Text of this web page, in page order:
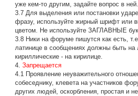
уже кем-то другим, задайте вопрос в ней.
3.7 Для выделения или постановки
фразу, используйте жирный шрифт или
цветом. Не используйте ЗАГЛАВНЫЕ
3.8 Ники на форуме пишутся как есть,
латинице в сообщениях должны быть на
кириллические - на кирилице.
4.Запрещается
4.1 Проявление неуважительного
собеседнику, клевета на участников
других людей, оскорбления, простая и